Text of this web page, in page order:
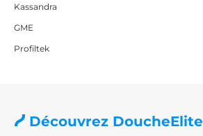
Kassandra
GME
Profiltek
Découvrez DoucheElite